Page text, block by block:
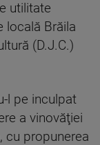
utilitate
locală Brăila
(D.J.C.)
l pe inculpat
a vinovăţiei
cu propunerea